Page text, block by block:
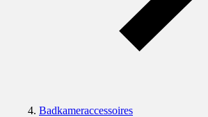
Badkameraccessoires